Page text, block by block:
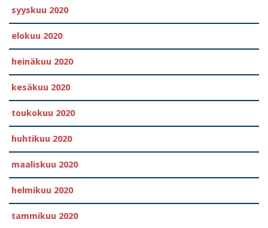
syyskuu 2020
elokuu 2020
heinäkuu 2020
kesäkuu 2020
toukokuu 2020
huhtikuu 2020
maaliskuu 2020
helmikuu 2020
tammikuu 2020